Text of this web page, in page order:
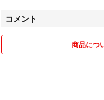
ます。
評価マイナスがある方は、申し
ん。気持ちよく最後まで お取り
コメント
商品につ